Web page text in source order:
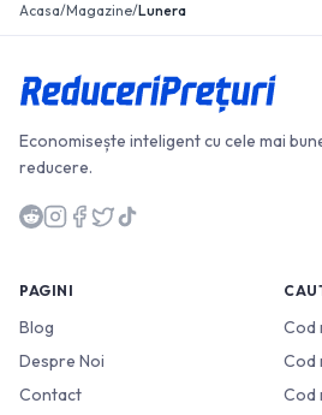
Acasa/Magazine/Lunera
Economisește inteligent cu cele mai
reducere.
PAGINI
Blog
Despre Noi
Contact
Cod
Cod
Cod